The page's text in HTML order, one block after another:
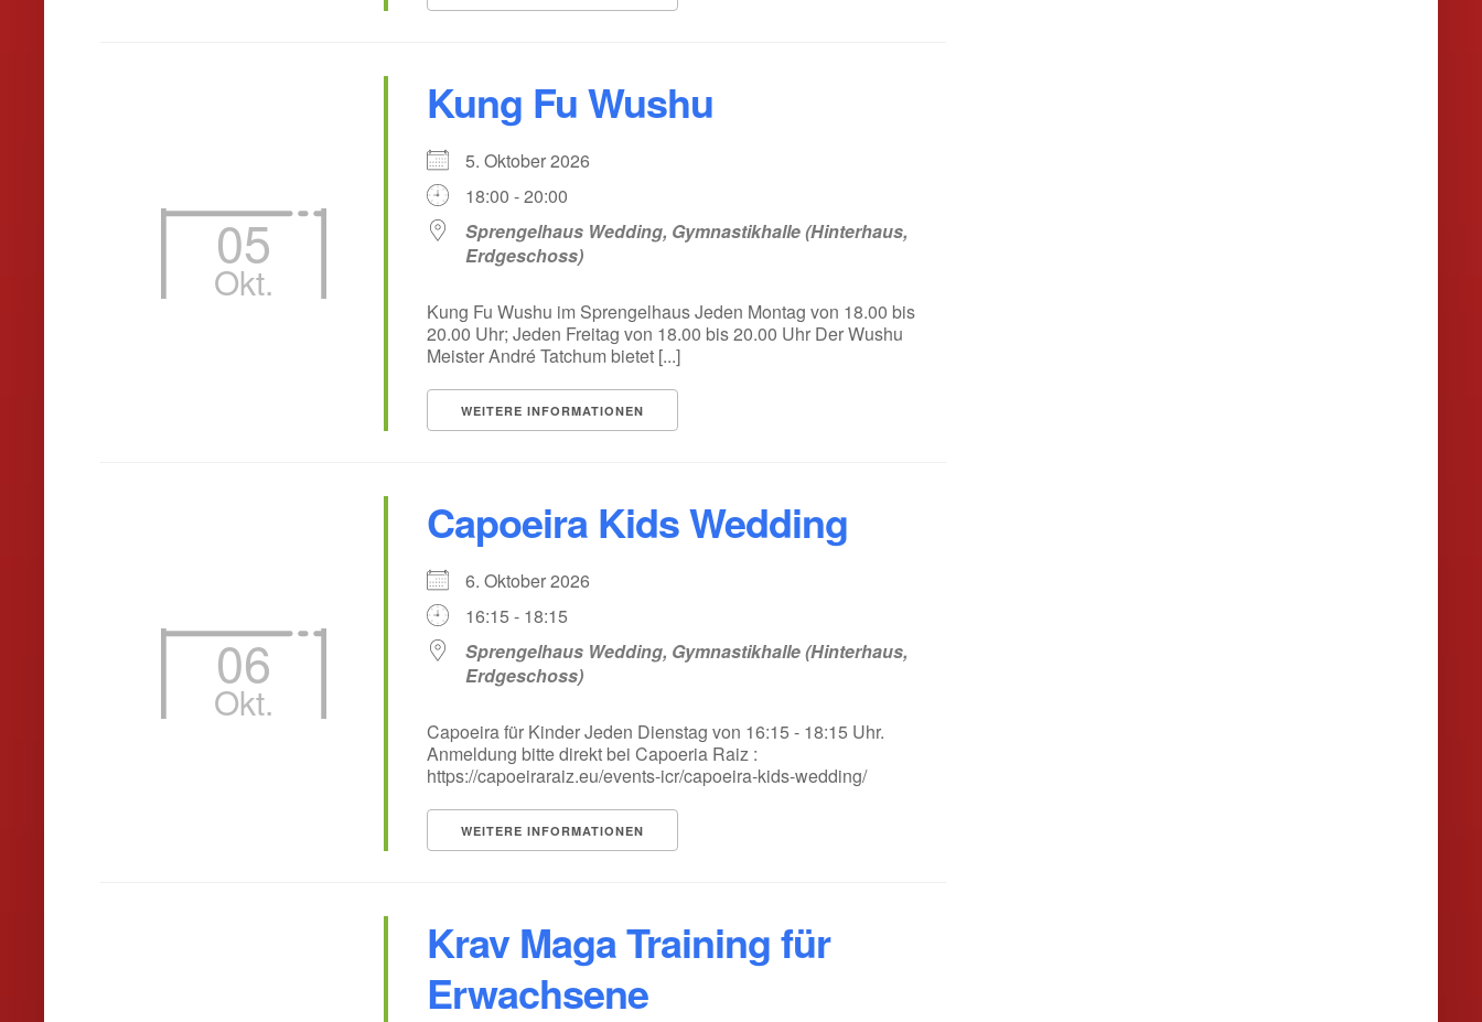
05
Okt.
Kung Fu Wushu
5. Oktober 2026
18:00 - 20:00
Sprengelhaus Wedding, Gymnastikhalle (Hinterhaus,
Erdgeschoss)
Kung Fu Wushu im Sprengelhaus Jeden Montag von 18.00 bis
20.00 Uhr; Jeden Freitag von 18.00 bis 20.00 Uhr Der Wushu
Meister André Tatchum bietet [...]
WEITERE INFORMATIONEN
06
Okt.
Capoeira Kids Wedding
6. Oktober 2026
16:15 - 18:15
Sprengelhaus Wedding, Gymnastikhalle (Hinterhaus,
Erdgeschoss)
Capoeira für Kinder Jeden Dienstag von 16:15 - 18:15 Uhr.
Anmeldung bitte direkt bei Capoeria Raiz :
https://capoeiraraiz.eu/events-icr/capoeira-kids-wedding/
WEITERE INFORMATIONEN
Krav Maga Training für
Erwachsene